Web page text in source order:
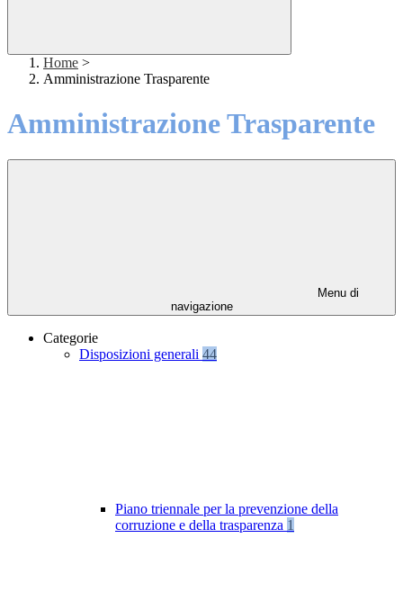
Home >
Amministrazione Trasparente
Amministrazione Trasparente
Menu di
navigazione
Categorie
Disposizioni generali 44
Piano triennale per la prevenzione della
corruzione e della trasparenza 1